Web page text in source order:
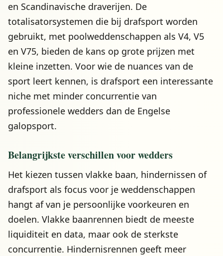
en Scandinavische draverijen. De
totalisatorsystemen die bij drafsport worden
gebruikt, met poolweddenschappen als V4, V5
en V75, bieden de kans op grote prijzen met
kleine inzetten. Voor wie de nuances van de
sport leert kennen, is drafsport een interessante
niche met minder concurrentie van
professionele wedders dan de Engelse
galopsport.
Belangrijkste verschillen voor wedders
Het kiezen tussen vlakke baan, hindernissen of
drafsport als focus voor je weddenschappen
hangt af van je persoonlijke voorkeuren en
doelen. Vlakke baanrennen biedt de meeste
liquiditeit en data, maar ook de sterkste
concurrentie. Hindernisrennen geeft meer